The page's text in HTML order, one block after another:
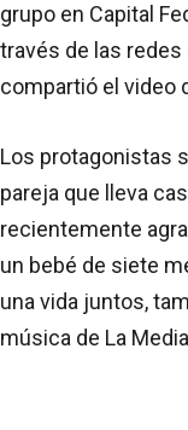
grupo en Capital
través de las redes
compartió el video
Los protagonistas
pareja que lleva
recientemente
un bebé de siete
una vida juntos,
música de La